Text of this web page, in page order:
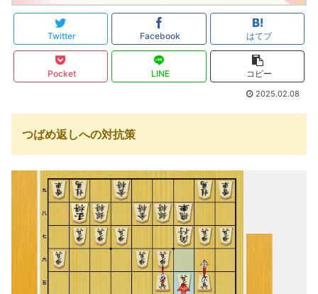
Twitter Facebook はてブ
Pocket LINE コピー
2025.02.08
つばめ返しへの対抗策